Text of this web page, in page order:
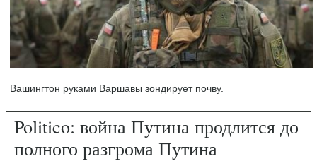
Вашингтон руками Варшавы зондирует почву.
Politico: война Путина продлится до
полного разгрома Путина